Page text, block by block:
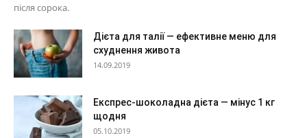
після сорока.
Дієта для талії — ефективне меню для
схуднення живота
14.09.2019
Експрес-шоколадна дієта — мінус 1 кг
щодня
05.10.2019